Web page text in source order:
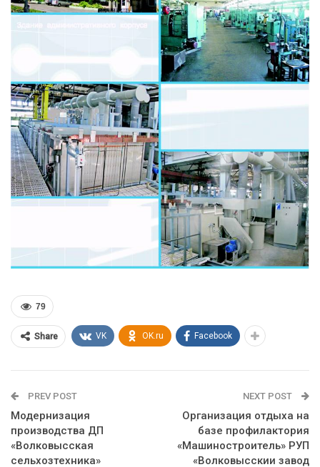
79
Share VK OK.ru Facebook
PREV POST
Модернизация
производства ДП
«Волковысская
сельхозтехника»
NEXT POST
Организация отдыха на
базе профилактория
«Машиностроитель» РУП
«Волковысскии завод